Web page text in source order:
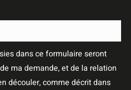
dans ce formulaire seront
ma demande, et de la relation
découler, comme décrit dans